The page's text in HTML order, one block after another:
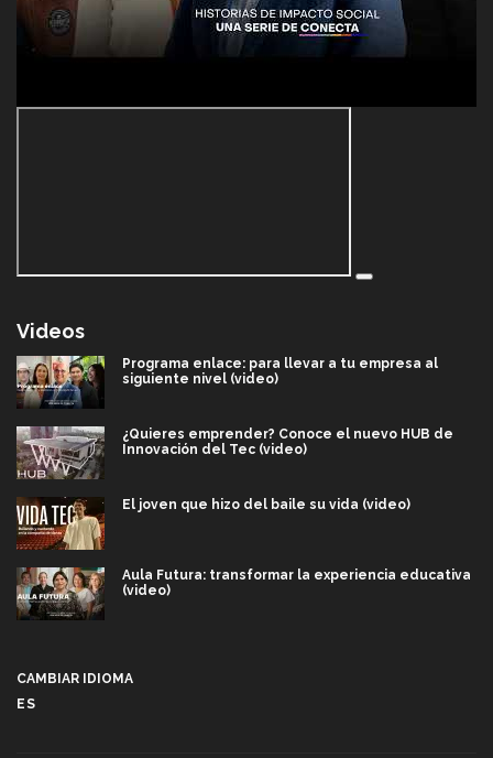
Videos
Programa enlace: para llevar a tu empresa al
siguiente nivel (video)
¿Quieres emprender? Conoce el nuevo HUB de
Innovación del Tec (video)
El joven que hizo del baile su vida (video)
Aula Futura: transformar la experiencia educativa
(video)
CAMBIAR IDIOMA
ES